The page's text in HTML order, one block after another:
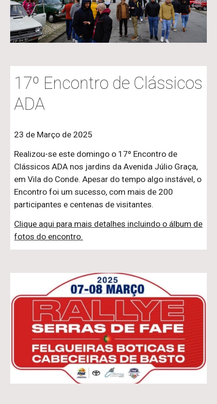
17º Encontro de Clássicos
ADA
23 de Março de 2025
Realizou-se este domingo o 17º Encontro de
Clássicos ADA nos jardins da Avenida Júlio Graça,
em Vila do Conde. Apesar do tempo algo instável, o
Encontro foi um sucesso, com mais de 200
participantes e centenas de visitantes.
Clique aqui para mais detalhes incluindo o álbum de
fotos do encontro.